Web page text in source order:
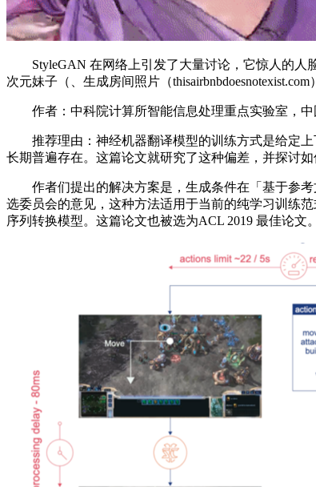
StyleGAN 在网络上引发了大量讨论，它惊人的人脸
次元妹子（、生成房间照片（thisairbnbdoesnotexist.com
作者：中科院计算所智能信息处理重点实验室，中
推荐理由：神经机器翻译模型的训练方式是给定上
长期普遍存在。这篇论文就研究了这种偏差，并探讨如
作者们提出的解决方案是，生成条件在「基于参考
选委员会的意见，这种方法适用于当前的纯学习训练
序列转换模型。这篇论文也被选为ACL 2019 最佳论文。